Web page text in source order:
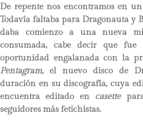
De repente nos encontramos en
Todavía faltaba para Dragonauta y
daba comienzo a una nueva
consumada, cabe decir que fue
oportunidad engalanada con la
Pentagram, el nuevo disco de
duración en su discografía, cuya
encuentra editado en casette
seguidores más fetichistas.